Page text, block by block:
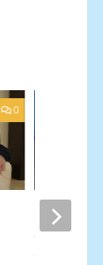
15/11/2023